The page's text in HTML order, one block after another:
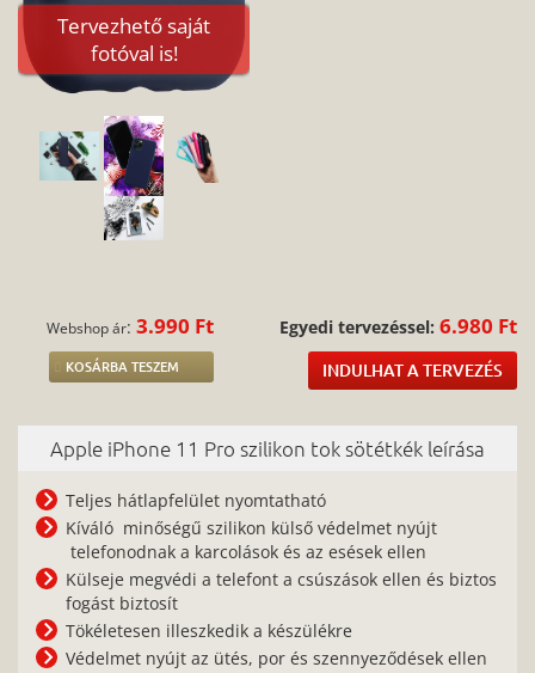
Tervezhető saját
fotóval is!
Webshop ár:3.990 Ft
KOSÁRBA TESZEM
Egyedi tervezéssel: 6.980 Ft
INDULHAT A TERVEZÉS
Apple iPhone 11 Pro szilikon tok sötétkék leírása
Teljes hátlapfelület nyomtatható
Kíváló minőségű szilikon külső védelmet nyújt
telefonodnak a karcolások és az esések ellen
Külseje megvédi a telefont a csúszások ellen és biztos
fogást biztosít
Tökéletesen illeszkedik a készülékre
Védelmet nyújt az ütés, por és szennyeződések ellen